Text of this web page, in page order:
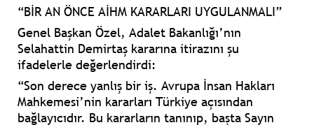
“BİR AN ÖNCE AİHM KARARLARI UYGULANMALI”
Genel Başkan Özel, Adalet Bakanlığı’nın
Selahattin Demirtaş kararına itirazını şu
ifadelerle değerlendirdi:
“Son derece yanlış bir iş. Avrupa İnsan Hakları
Mahkemesi’nin kararları Türkiye açısından
bağlayıcıdır. Bu kararların tanınıp, başta Sayın